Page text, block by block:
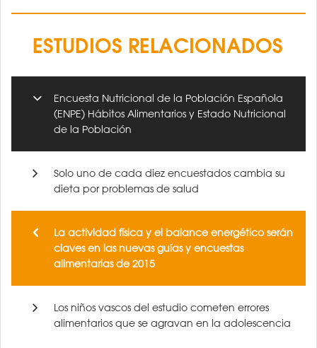
ESTUDIOS RELACIONADOS
Encuesta Nutricional de la Población Española
(ENPE) Hábitos Alimentarios y Estado Nutricional
de la Población
Solo uno de cada diez encuestados cambia su
dieta por problemas de salud
La actividad física y el balance energético serán
claves en las nuevas guías y encuestas
alimentarias de 2015
Los niños vascos del estudio cometen errores
alimentarios que se agravan en la adolescencia